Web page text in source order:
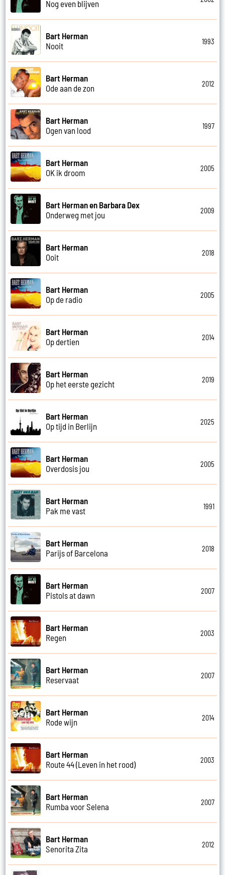
Nog even blijven
Bart Herman
Nooit
1993
Bart Herman
Ode aan de zon
2012
Bart Herman
Ogen van lood
1997
Bart Herman
OK ik droom
2005
Bart Herman en Barbara Dex
Onderweg met jou
2009
Bart Herman
Ooit
2018
Bart Herman
Op de radio
2005
Bart Herman
Op dertien
2014
Bart Herman
Op het eerste gezicht
2019
Bart Herman
Op tijd in Berlijn
2025
Bart Herman
Overdosis jou
2005
Bart Herman
Pak me vast
1991
Bart Herman
Parijs of Barcelona
2018
Bart Herman
Pistols at dawn
2007
Bart Herman
Regen
2003
Bart Herman
Reservaat
2007
Bart Herman
Rode wijn
2014
Bart Herman
Route 44 (Leven in het rood)
2003
Bart Herman
Rumba voor Selena
2007
Bart Herman
Senorita Zita
2012